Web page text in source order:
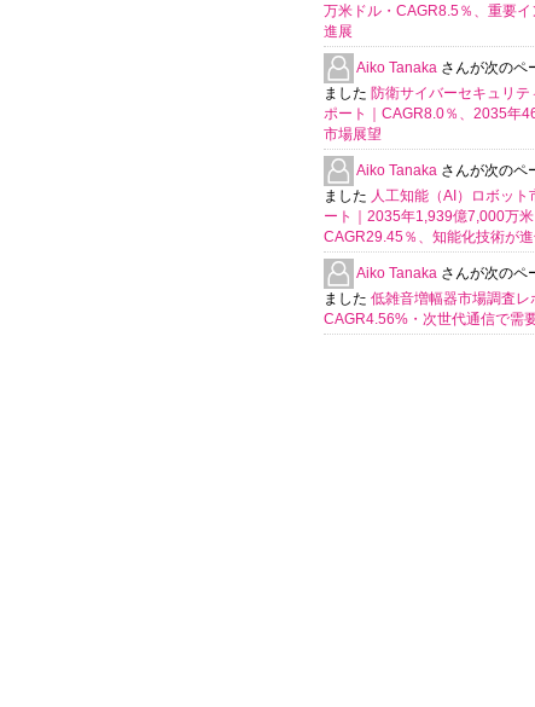
万米ドル・CAGR8.5％、重要
進展
Aiko Tanaka さんが次のペ
ました 防衛サイバーセキュリテ
ポート｜CAGR8.0％、2035年
市場展望
Aiko Tanaka さんが次のペ
ました 人工知能（AI）ロボット
ート｜2035年1,939億7,000万米
CAGR29.45％、知能化技術が
Aiko Tanaka さんが次のペ
ました 低雑音増幅器市場調査レ
CAGR4.56%・次世代通信で需